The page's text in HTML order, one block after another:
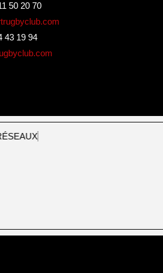
50 20 70
43 19 94